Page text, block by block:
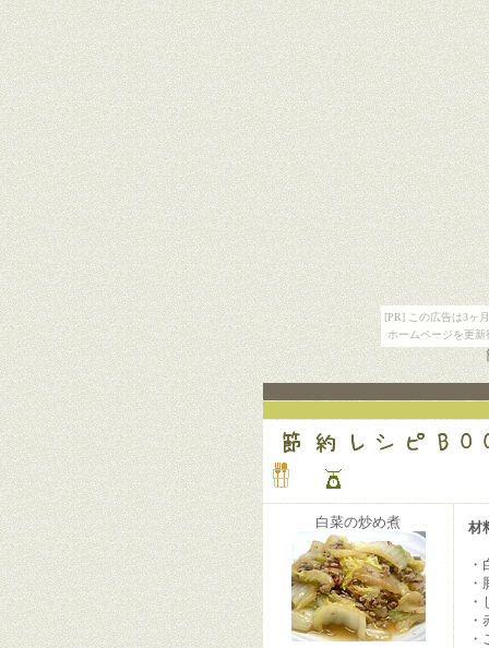
[PR] この広告は3ヶ
ホームページを更
白菜の炒め煮 材
・